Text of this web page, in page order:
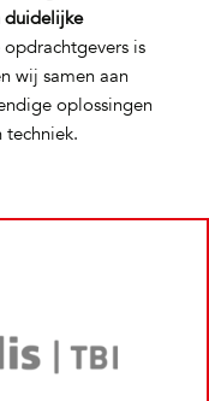
duidelijke
opdrachtgevers is
wij samen aan
oplossingen
techniek.